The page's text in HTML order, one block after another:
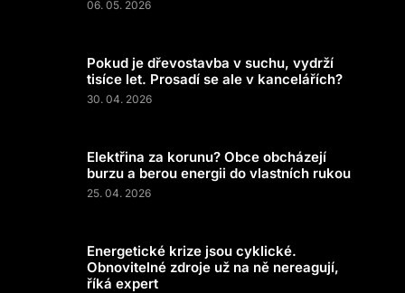
06. 05. 2026
Pokud je dřevostavba v suchu, vydrží
tisíce let. Prosadí se ale v kancelářích?
30. 04. 2026
Elektřina za korunu? Obce obcházejí
burzu a berou energii do vlastních rukou
25. 04. 2026
Energetické krize jsou cyklické.
Obnovitelné zdroje už na ně nereagují,
říká expert